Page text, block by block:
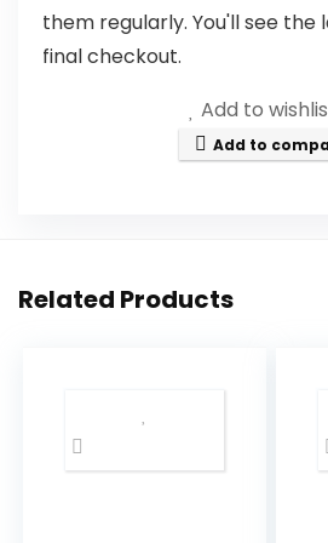
them regularly. You'll see
final checkout.
Add to
Add to
Related Products